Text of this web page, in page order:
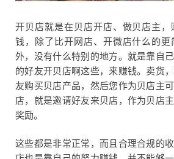
开贝店就是在贝店开店、做贝店主，
钱，除了比开网店、开微店什么的更
外，没有什么特别的地方。就是靠自
的好友开贝店啊这些，来赚钱。卖货
友购买贝店产品，然后您作为贝店主
店，就是邀请好友来贝店，作为贝店
奖励。
这些都是非常正常，而且合理合规的